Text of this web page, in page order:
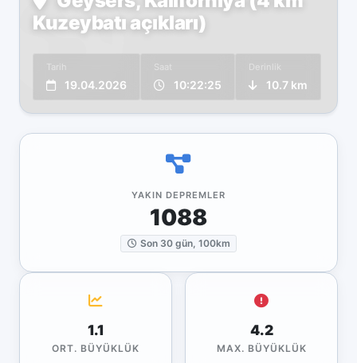
Kuzeybatı açıkları)
Tarih
19.04.2026
Saat
10:22:25
Derinlik
10.7 km
YAKIN DEPREMLER
1088
Son 30 gün, 100km
1.1
ORT. BÜYÜKLÜK
4.2
MAX. BÜYÜKLÜK